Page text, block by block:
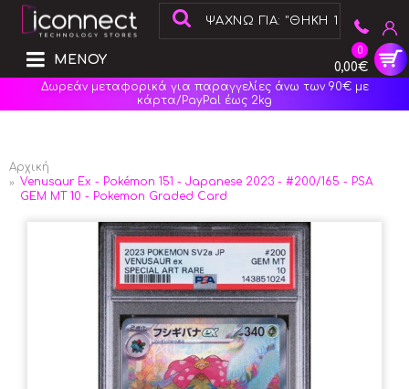
0
0,00€
ΜΕΝΟΥ
Δωρεάν μεταφορικά για παραγγελίες άνω των 90€ με
κάρτα/PayPal έως 2kg
Αρχική
Venusaur Ex - Pokémon 151 - Japanese 2023 - #200/165 - PSA
GEM MT 10 - Pokemon Graded Card